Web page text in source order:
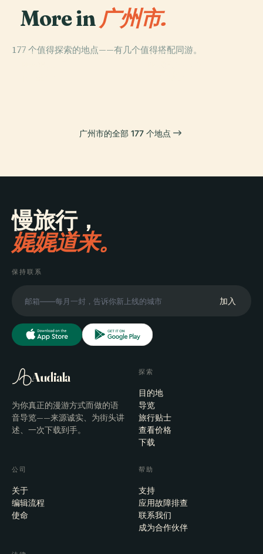
More in广州市.
177 个值得探索的地点——有几个值得搭配同游。
PLACE PLACE
广州市的全部 177 个地点
慢旅行，
娓娓道来。
保持联系
加入
Audiala
为你真正的漫游方式而做的语
音导览——来源诚实、为街头讲
述、一次下载到手。
探索
目的地
导览
旅行贴士
查看价格
下载
公司
关于
编辑流程
使命
帮助
支持
应用故障排查
联系我们
成为合作伙伴